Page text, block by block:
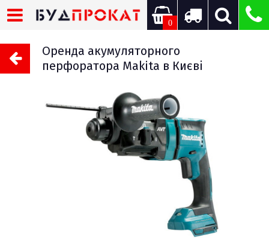
0
Оренда акумуляторного
перфоратора Makita в Києві